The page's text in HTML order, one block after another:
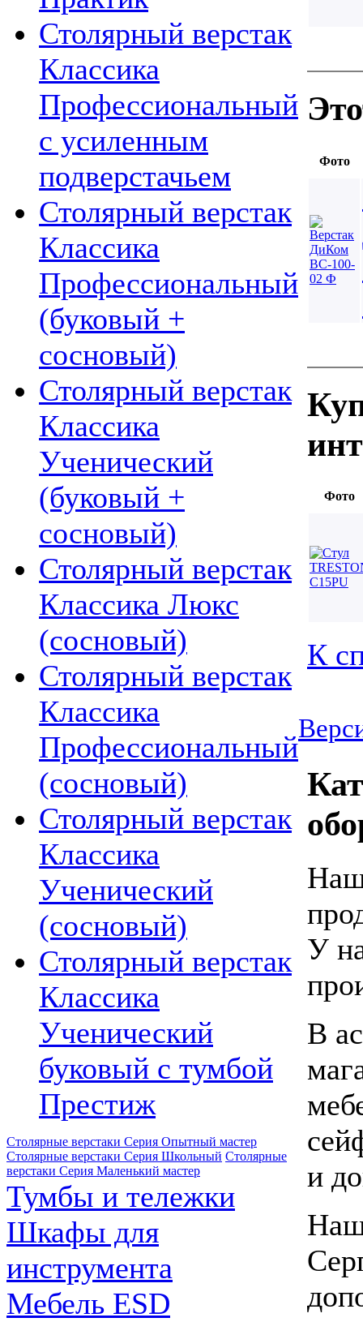
Столярный верстак
Классика
Профессиональный
с усиленным
подверстачьем
Столярный верстак
Классика
Профессиональный
(буковый +
сосновый)
Столярный верстак
Классика
Ученический
(буковый +
сосновый)
Столярный верстак
Классика Люкс
(сосновый)
Столярный верстак
Классика
Профессиональный
(сосновый)
Столярный верстак
Классика
Ученический
(сосновый)
Столярный верстак
Классика
Ученический
буковый с тумбой
Престиж
Столярные верстаки Серия Опытный мастер
Столярные верстаки Серия Школьный Столярные
верстаки Серия Маленький мастер
Тумбы и тележки
Шкафы для
инструмента
Мебель ESD
Фото
Фото
К
Наш
У
В
и